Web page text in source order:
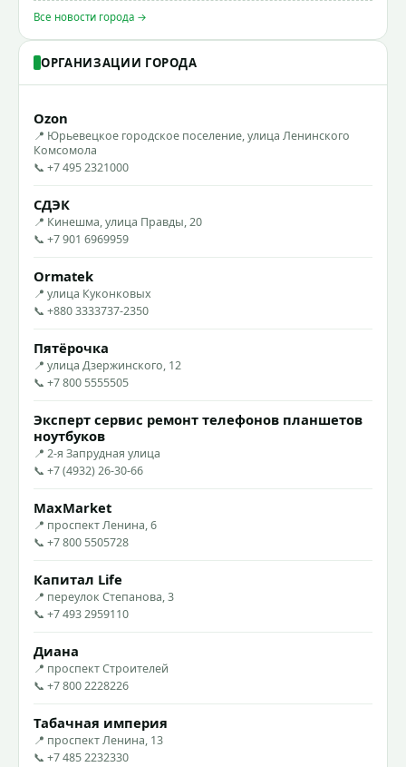
Все новости города →
ОРГАНИЗАЦИИ ГОРОДА
Ozon
📍 Юрьевецкое городское поселение, улица Ленинского
Комсомола
📞 +7 495 2321000
СДЭК
📍 Кинешма, улица Правды, 20
📞 +7 901 6969959
Ormatek
📍 улица Куконковых
📞 +880 3333737-2350
Пятёрочка
📍 улица Дзержинского, 12
📞 +7 800 5555505
Эксперт сервис ремонт телефонов планшетов
ноутбуков
📍 2-я Запрудная улица
📞 +7 (4932) 26-30-66
MaxMarket
📍 проспект Ленина, 6
📞 +7 800 5505728
Капитал Life
📍 переулок Степанова, 3
📞 +7 493 2959110
Диана
📍 проспект Строителей
📞 +7 800 2228226
Табачная империя
📍 проспект Ленина, 13
📞 +7 485 2232330